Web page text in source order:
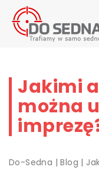
Jakimi
można
Do-Sedna |Blog |